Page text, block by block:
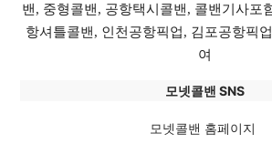
밴, 중형콜밴, 공항택시콜밴, 콜밴기사포
항셔틀콜밴, 인천공항픽업, 김포공항픽
여
모넷콜밴 SNS
모넷콜밴 홈페이지